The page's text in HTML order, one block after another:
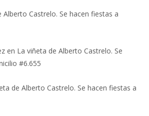
Alberto Castrelo. Se hacen fiestas a
en La viñeta de Alberto Castrelo. Se
#6.655
de Alberto Castrelo. Se hacen fiestas a